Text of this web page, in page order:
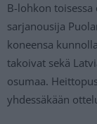
B-lohkon toisessa
sarjanousija
koneensa
takoivat sekä
osumaa.
yhdessäkään